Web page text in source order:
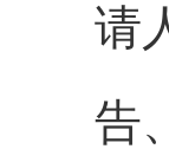
请
告